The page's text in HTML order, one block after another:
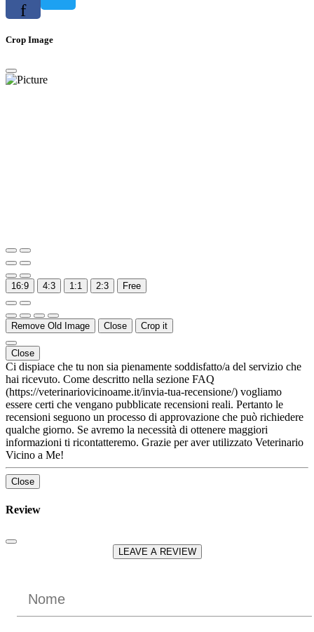
f
Crop Image
16:9 4:3 1:1 2:3 Free
Remove Old Image Close Crop it
Close
Ci dispiace che tu non sia pienamente soddisfatto/a del servizio che
hai ricevuto. Come descritto nella sezione FAQ
(https://veterinariovicinoame.it/invia-tua-recensione/) vogliamo
essere certi che vengano pubblicate recensioni reali. Pertanto le
recensioni seguono un processo di approvazione che può richiedere
qualche giorno. Se avremo la necessità di ottenere maggiori
informazioni ti ricontatteremo. Grazie per aver utilizzato Veterinario
Vicino a Me!
Close
Review
LEAVE A REVIEW